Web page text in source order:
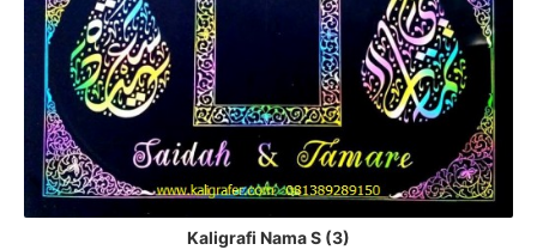
Kaligrafi Nama S (3)